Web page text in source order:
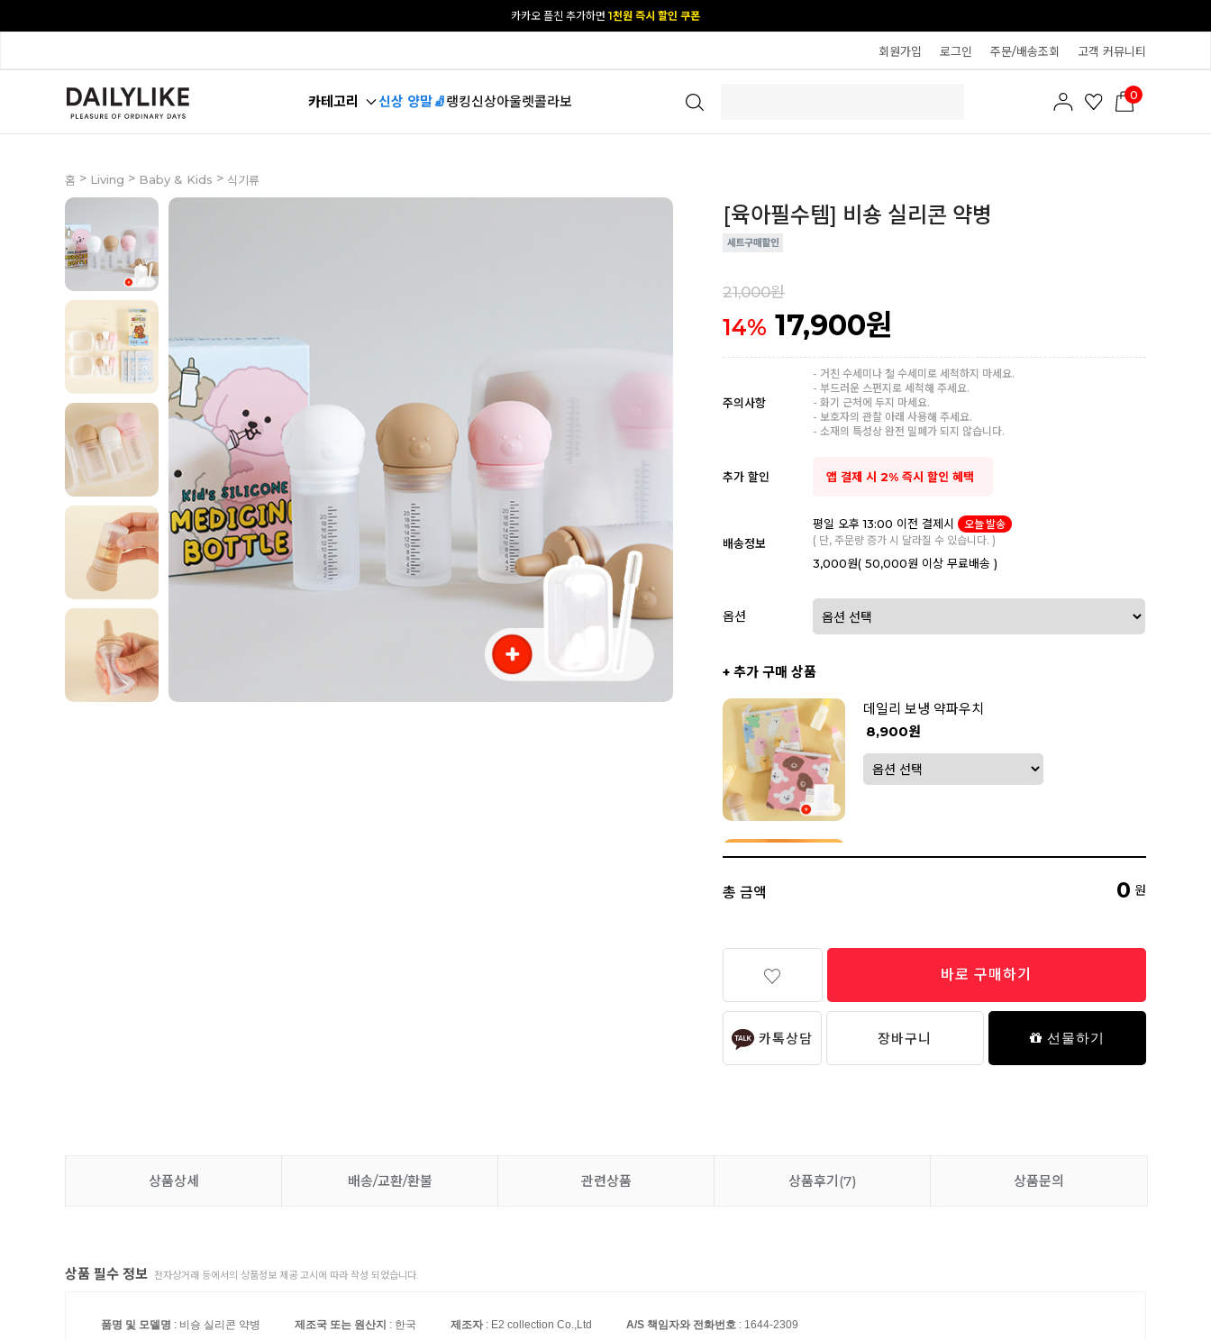
[공식몰 단독] 앱 다운받고2% 결제 할인 받기
회원가입 로그인 주문/배송조회 고객 커뮤니티
카테고리 신상 양말🧦랭킹신상아울렛콜라보 0
홈 > Living > Baby & Kids > 식기류
[육아필수템] 비숑 실리콘 약병
21,000원
14% 17,900원
주의사항
- 거친 수세미나 철 수세미로 세척하지 마세요.
- 부드러운 스펀지로 세척해 주세요.
- 화기 근처에 두지 마세요.
- 보호자의 관찰 아래 사용해 주세요.
- 소재의 특성상 완전 밀폐가 되지 않습니다.
추가 할인 앱 결제 시 2% 즉시 할인 혜택
배송정보
평일 오후 13:00 이전 결제시
오늘 발송
( 단, 주문량 증가 시 달라질 수 있습니다. )
3,000원( 50,000원 이상 무료배송 )
옵션
+ 추가 구매 상품
데일리 보냉 약파우치
8,900원
18,900원
총 금액 0 원
바로 구매하기
카톡상담 장바구니 선물하기
상품상세 배송/교환/환불 관련상품 상품후기(7) 상품문의
상품 필수 정보 전자상거래 등에서의 상품정보 제공 고시에 따라 작성 되었습니다.
품명 및 모델명 : 비숑 실리콘 약병 제조국 또는 원산지 : 한국 제조자: E2 collection Co.,Ltd A/S 책임자와 전화번호 : 1644-2309